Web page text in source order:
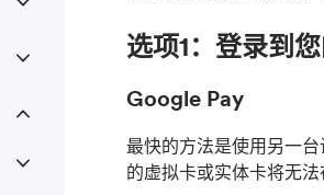
选项1：登录到
Google Pay
最快的方法是使用另一
的虚拟卡或实体卡将无